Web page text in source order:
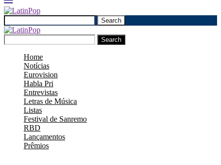
Search
Search
Home
Notícias
Eurovision
Habla Pri
Entrevistas
Letras de Música
Listas
Festival de Sanremo
RBD
Lançamentos
Prêmios